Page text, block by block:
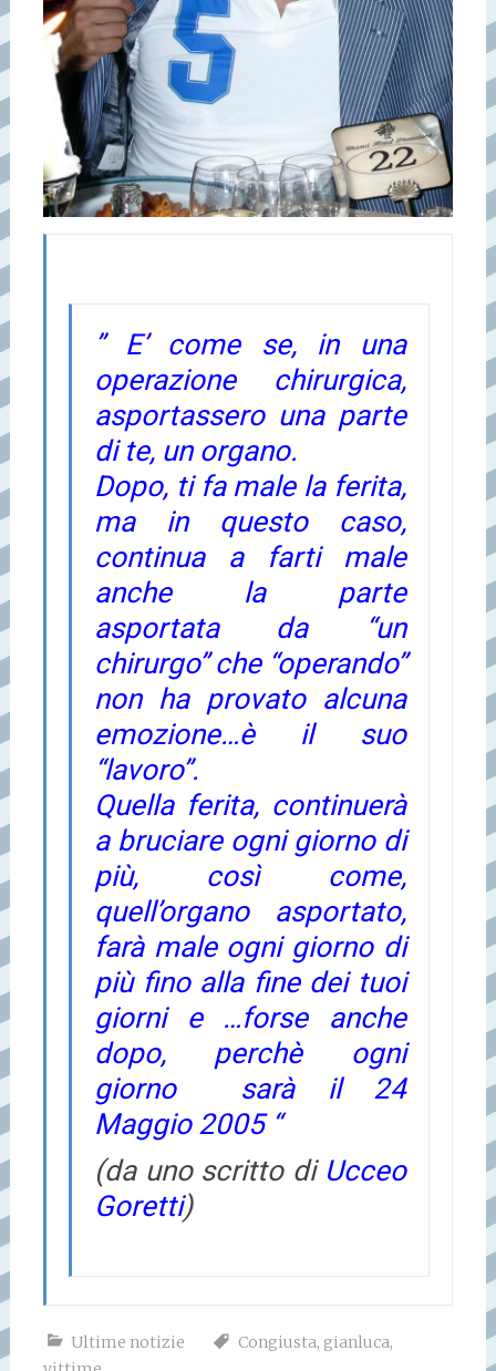
” E’ come se, in una
operazione chirurgica,
asportassero una parte
di te, un organo.
Dopo, ti fa male la ferita,
ma in questo caso,
continua a farti male
anche la parte
asportata da “un
chirurgo” che “operando”
non ha provato alcuna
emozione…è il suo
“lavoro”.
Quella ferita, continuerà
a bruciare ogni giorno di
più, così come,
quell’organo asportato,
farà male ogni giorno di
più fino alla fine dei tuoi
giorni e …forse anche
dopo, perchè ogni
giorno sarà il 24
Maggio 2005 “
(da uno scritto di Ucceo
Goretti)
Ultime notizie Congiusta, gianluca,